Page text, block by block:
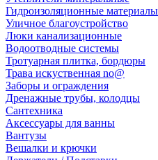
Гидроизоляционные материалы
Уличное благоустройство
Люки канализационные
Водоотводные системы
Тротуарная плитка, бордюры
Трава искуственная no@
Заборы и ограждения
Дренажные трубы, колодцы
Сантехника
Аксессуары для ванны
Вантузы
Вешалки и крючки